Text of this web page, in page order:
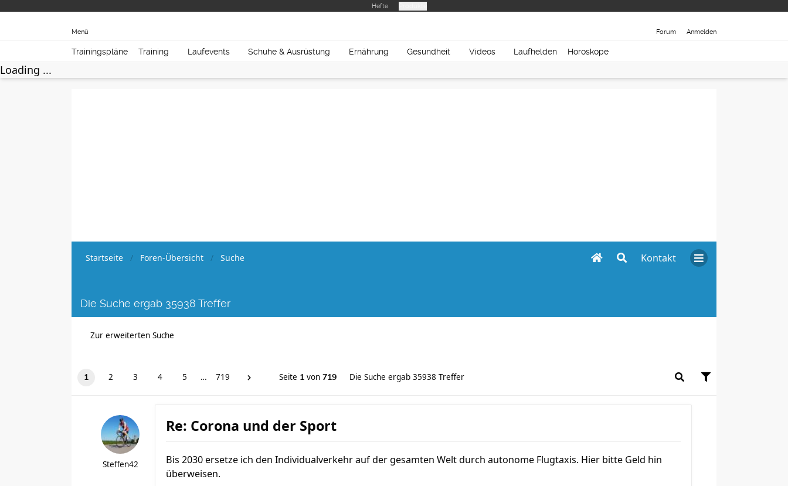
Hefte
Forum Anmelden
Menü
Trainingspläne Training Laufevents Schuhe & Ausrüstung Ernährung Gesundheit Videos Laufhelden Horoskope
Loading ...
Kontakt
Startseite Foren-Übersicht Suche
Die Suche ergab 35938 Treffer
Zur erweiterten Suche
1 2 3 4 5 … 719 Seite 1 von 719 Die Suche ergab 35938 Treffer
Steffen42
Re: Corona und der Sport
Bis 2030 ersetze ich den Individualverkehr auf der gesamten Welt durch autonome Flugtaxis. Hier bitte Geld hin
überweisen.